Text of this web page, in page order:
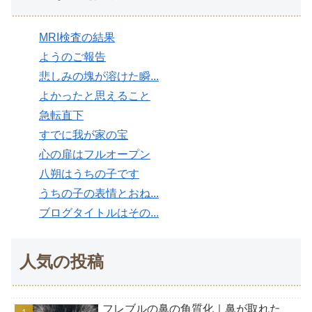
MRI検査の結果
ようのご報告
悲しみの塊が溶けた瞬...
よかったと思えること
急転直下
すでに我が家の宝
心の扉はフルオープン
八朔はうちの子です
うちの子の表情とおね...
ブログタイトルはその...
人気の投稿
フレブルの鼻の角質化｜鼻が取れた